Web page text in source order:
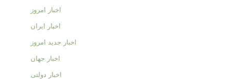
اخبار امروز
اخبار ایران
اخبار جدید امروز
اخبار جهان
اخبار دولتی